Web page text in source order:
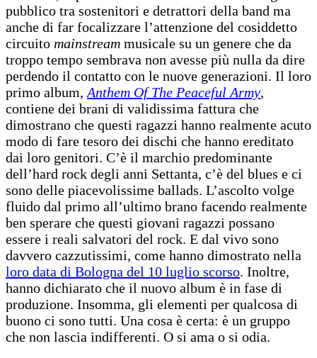
pubblico tra sostenitori e detrattori della band ma
anche di far focalizzare l’attenzione del cosiddetto
circuito mainstream musicale su un genere che da
troppo tempo sembrava non avesse più nulla da dire
perdendo il contatto con le nuove generazioni. Il loro
primo album, Anthem Of The Peaceful Army,
contiene dei brani di validissima fattura che
dimostrano che questi ragazzi hanno realmente acuto
modo di fare tesoro dei dischi che hanno ereditato
dai loro genitori. C’è il marchio predominante
dell’hard rock degli anni Settanta, c’è del blues e ci
sono delle piacevolissime ballads. L’ascolto volge
fluido dal primo all’ultimo brano facendo realmente
ben sperare che questi giovani ragazzi possano
essere i reali salvatori del rock. E dal vivo sono
davvero cazzutissimi, come hanno dimostrato nella
loro data di Bologna del 10 luglio scorso. Inoltre,
hanno dichiarato che il nuovo album è in fase di
produzione. Insomma, gli elementi per qualcosa di
buono ci sono tutti. Una cosa è certa: è un gruppo
che non lascia indifferenti. O si ama o si odia.